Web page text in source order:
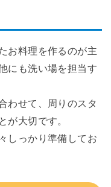
お料理を作るのが主
にも洗い場を担当す
わせて、周りのスタ
が大切です。
しっかり準備してお